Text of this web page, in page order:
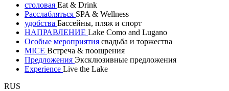
столовая Eat & Drink
Расслабляться SPA & Wellness
удобства Бассейны, пляж и спорт
НАПРАВЛЕНИЕ Lake Como and Lugano
Особые мероприятия свадьба и торжества
MICE Встреча & поощрения
Предложения Эксклюзивные предложения
Experience Live the Lake
RUS